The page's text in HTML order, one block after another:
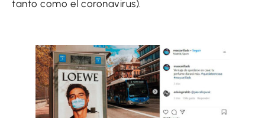
tanto como el coronavirus).